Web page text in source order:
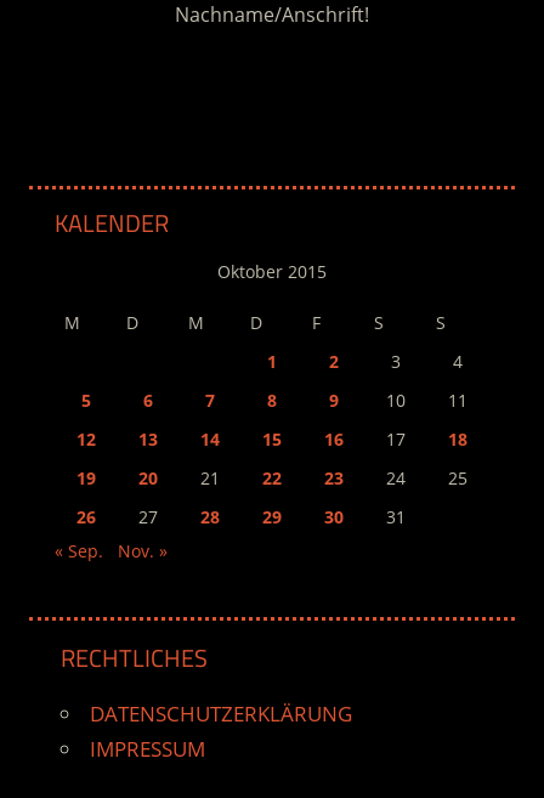
Nachname/Anschrift!
KALENDER
Oktober 2015
M D M D F S
S
1
2 3
4
5
6 7 8 9 10
11
12
13 14 15 16 17
18
19
20 21 22 23 24
25
26
27 28 29 30
31
« Sep.
Nov. »
RECHTLICHES
DATENSCHUTZERKLÄRUNG
IMPRESSUM